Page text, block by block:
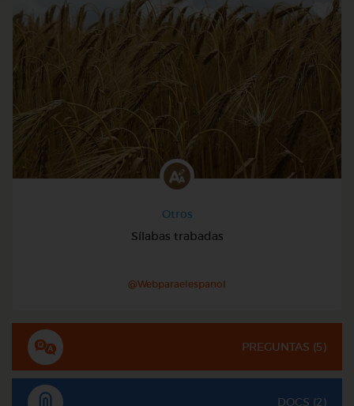
Otros
Sílabas trabadas
@Webparaelespanol
PREGUNTAS (5)
DOCS (2)